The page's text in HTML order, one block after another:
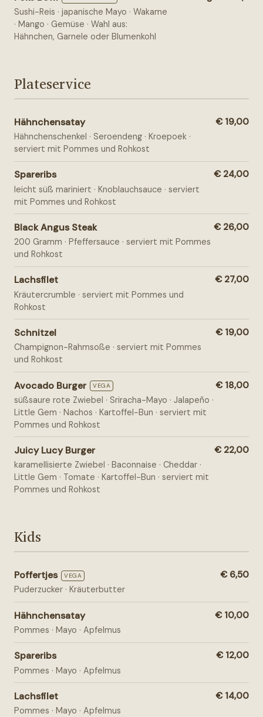
Sushi-Reis · japanische Mayo · Wakame
· Mango · Gemüse · Wahl aus:
Hähnchen, Garnele oder Blumenkohl
Plateservice
Hähnchensatay
Hähnchenschenkel · Seroendeng · Kroepoek ·
serviert mit Pommes und Rohkost
€ 19,00
Spareribs
leicht süß mariniert · Knoblauchsauce · serviert
mit Pommes und Rohkost
€ 24,00
Black Angus Steak
200 Gramm · Pfeffersauce · serviert mit Pommes
und Rohkost
€ 26,00
Lachsfilet
Kräutercrumble · serviert mit Pommes und
Rohkost
€ 27,00
Schnitzel
Champignon-Rahmsoße · serviert mit Pommes
und Rohkost
€ 19,00
Avocado Burger VEGA
süßsaure rote Zwiebel · Sriracha-Mayo · Jalapeño ·
Little Gem · Nachos · Kartoffel-Bun · serviert mit
Pommes und Rohkost
€ 18,00
Juicy Lucy Burger
karamellisierte Zwiebel · Baconnaise · Cheddar ·
Little Gem · Tomate · Kartoffel-Bun · serviert mit
Pommes und Rohkost
€ 22,00
Kids
Poffertjes VEGA
Puderzucker · Kräuterbutter
€ 6,50
Hähnchensatay
Pommes · Mayo · Apfelmus
€ 10,00
Spareribs
Pommes · Mayo · Apfelmus
€ 12,00
Lachsfilet
Pommes · Mayo · Apfelmus
€ 14,00